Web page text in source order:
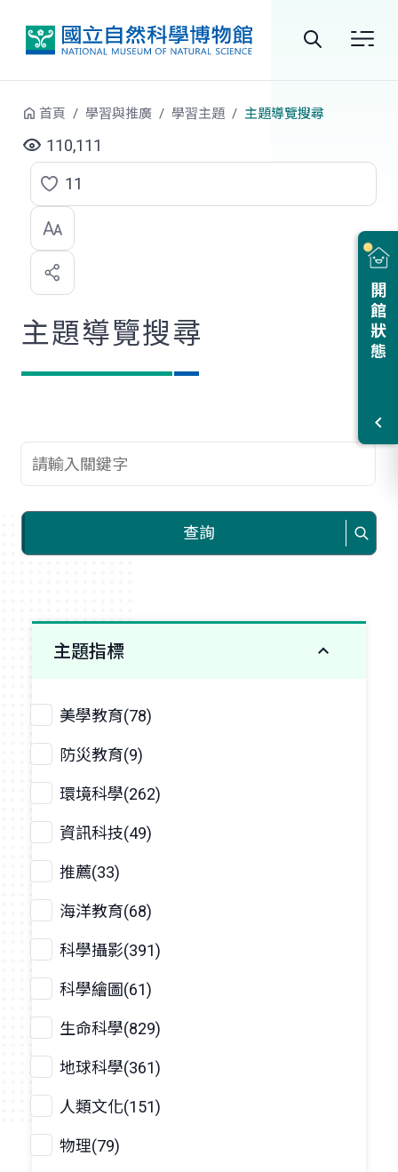
站
尋
開館狀態
首頁 學習與推廣 學習主題 主題導覽搜尋
110,111
點
選
喜
歡
11
主題導覽搜尋
查詢關鍵字
查詢
主題指標
美學教育(78)
防災教育(9)
環境科學(262)
資訊科技(49)
推薦(33)
海洋教育(68)
科學攝影(391)
科學繪圖(61)
生命科學(829)
地球科學(361)
人類文化(151)
物理(79)